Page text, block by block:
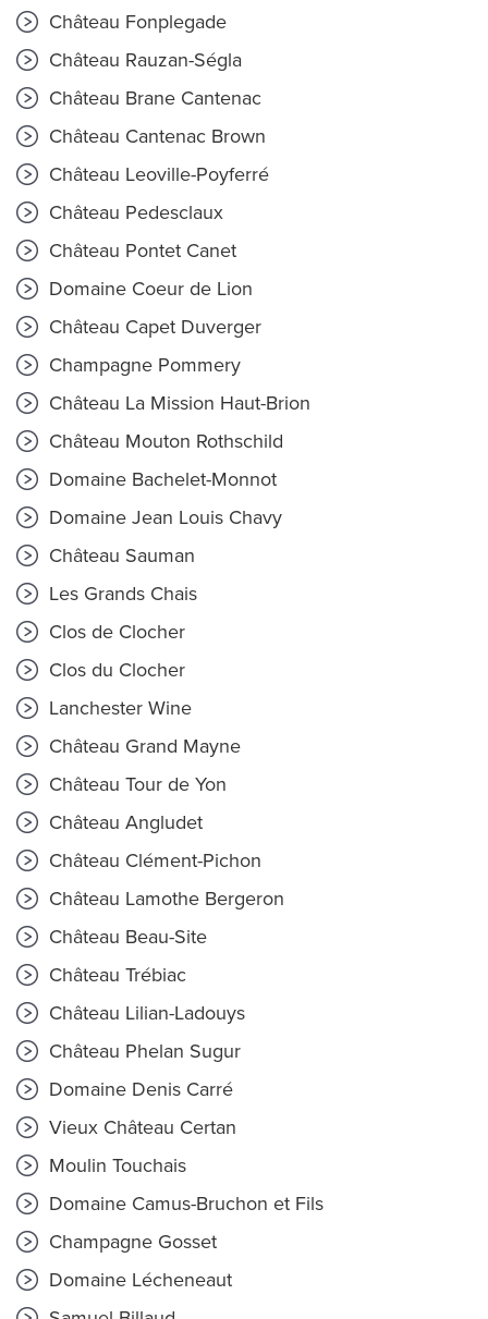
Château Fonplegade
Château Rauzan-Ségla
Château Brane Cantenac
Château Cantenac Brown
Château Leoville-Poyferré
Château Pedesclaux
Château Pontet Canet
Domaine Coeur de Lion
Château Capet Duverger
Champagne Pommery
Château La Mission Haut-Brion
Château Mouton Rothschild
Domaine Bachelet-Monnot
Domaine Jean Louis Chavy
Château Sauman
Les Grands Chais
Clos de Clocher
Clos du Clocher
Lanchester Wine
Château Grand Mayne
Château Tour de Yon
Château Angludet
Château Clément-Pichon
Château Lamothe Bergeron
Château Beau-Site
Château Trébiac
Château Lilian-Ladouys
Château Phelan Sugur
Domaine Denis Carré
Vieux Château Certan
Moulin Touchais
Domaine Camus-Bruchon et Fils
Champagne Gosset
Domaine Lécheneaut